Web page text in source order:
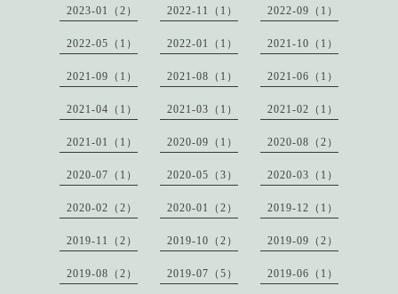
2023-01（2） 2022-11（1） 2022-09（1）
2022-05（1） 2022-01（1） 2021-10（1）
2021-09（1） 2021-08（1） 2021-06（1）
2021-04（1） 2021-03（1） 2021-02（1）
2021-01（1） 2020-09（1） 2020-08（2）
2020-07（1） 2020-05（3） 2020-03（1）
2020-02（2） 2020-01（2） 2019-12（1）
2019-11（2） 2019-10（2） 2019-09（2）
2019-08（2） 2019-07（5） 2019-06（1）